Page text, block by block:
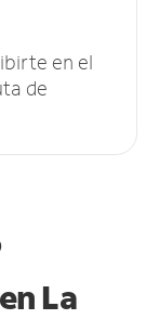
en el
de
en La